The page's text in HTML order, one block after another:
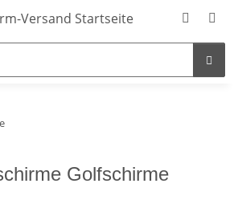
Golfschirme